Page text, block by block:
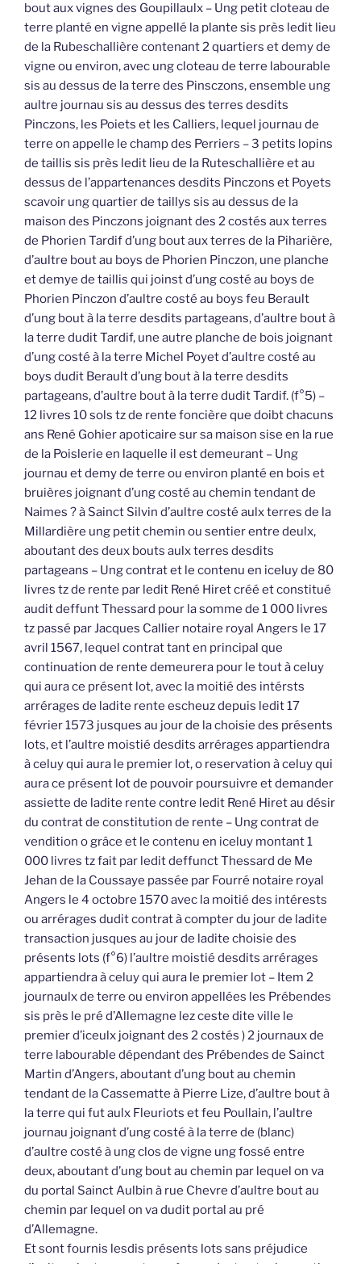
bout aux vignes des Goupillaulx – Ung petit cloteau de
terre planté en vigne appellé la plante sis près ledit lieu
de la Rubeschallière contenant 2 quartiers et demy de
vigne ou environ, avec ung cloteau de terre labourable
sis au dessus de la terre des Pinsczons, ensemble ung
aultre journau sis au dessus des terres desdits
Pinczons, les Poiets et les Calliers, lequel journau de
terre on appelle le champ des Perriers – 3 petits lopins
de taillis sis près ledit lieu de la Ruteschallière et au
dessus de l’appartenances desdits Pinczons et Poyets
scavoir ung quartier de taillys sis au dessus de la
maison des Pinczons joignant des 2 costés aux terres
de Phorien Tardif d’ung bout aux terres de la Piharière,
d’aultre bout au boys de Phorien Pinczon, une planche
et demye de taillis qui joinst d’ung costé au boys de
Phorien Pinczon d’aultre costé au boys feu Berault
d’ung bout à la terre desdits partageans, d’aultre bout à
la terre dudit Tardif, une autre planche de bois joignant
d’ung costé à la terre Michel Poyet d’aultre costé au
boys dudit Berault d’ung bout à la terre desdits
partageans, d’aultre bout à la terre dudit Tardif. (f°5) –
12 livres 10 sols tz de rente foncière que doibt chacuns
ans René Gohier apoticaire sur sa maison sise en la rue
de la Poislerie en laquelle il est demeurant – Ung
journau et demy de terre ou environ planté en bois et
bruières joignant d’ung costé au chemin tendant de
Naimes ? à Sainct Silvin d’aultre costé aulx terres de la
Millardière ung petit chemin ou sentier entre deulx,
aboutant des deux bouts aulx terres desdits
partageans – Ung contrat et le contenu en iceluy de 80
livres tz de rente par ledit René Hiret créé et constitué
audit deffunt Thessard pour la somme de 1 000 livres
tz passé par Jacques Callier notaire royal Angers le 17
avril 1567, lequel contrat tant en principal que
continuation de rente demeurera pour le tout à celuy
qui aura ce présent lot, avec la moitié des intérsts
arrérages de ladite rente escheuz depuis ledit 17
février 1573 jusques au jour de la choisie des présents
lots, et l’aultre moistié desdits arrérages appartiendra
à celuy qui aura le premier lot, o reservation à celuy qui
aura ce présent lot de pouvoir poursuivre et demander
assiette de ladite rente contre ledit René Hiret au désir
du contrat de constitution de rente – Ung contrat de
vendition o grâce et le contenu en iceluy montant 1
000 livres tz fait par ledit deffunct Thessard de Me
Jehan de la Coussaye passée par Fourré notaire royal
Angers le 4 octobre 1570 avec la moitié des intérests
ou arrérages dudit contrat à compter du jour de ladite
transaction jusques au jour de ladite choisie des
présents lots (f°6) l’aultre moistié desdits arrérages
appartiendra à celuy qui aura le premier lot – Item 2
journaulx de terre ou environ appellées les Prébendes
sis près le pré d’Allemagne lez ceste dite ville le
premier d’iceulx joignant des 2 costés ) 2 journaux de
terre labourable dépendant des Prébendes de Sainct
Martin d’Angers, aboutant d’ung bout au chemin
tendant de la Cassematte à Pierre Lize, d’aultre bout à
la terre qui fut aulx Fleuriots et feu Poullain, l’aultre
journau joignant d’ung costé à la terre de (blanc)
d’aultre costé à ung clos de vigne ung fossé entre
deux, aboutant d’ung bout au chemin par lequel on va
du portal Sainct Aulbin à rue Chevre d’aultre bout au
chemin par lequel on va dudit portal au pré
d’Allemagne.
Et sont fournis lesdis présents lots sans préjudice